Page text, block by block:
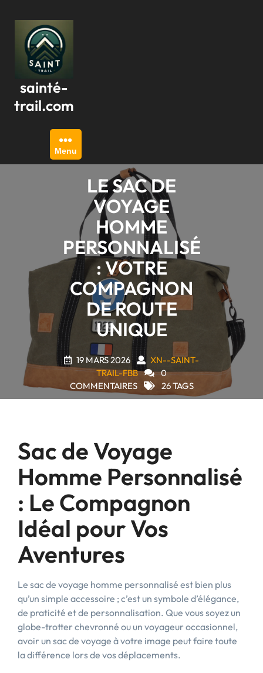
contenu
sainté-
trail.com
Menu
LE SAC DE
VOYAGE
HOMME
PERSONNALISÉ
: VOTRE
COMPAGNON
DE ROUTE
UNIQUE
19 MARS 2026
XN--SAINT-
TRAIL-FBB
0
COMMENTAIRES
26 TAGS
Sac de Voyage
Homme Personnalisé
: Le Compagnon
Idéal pour Vos
Aventures
Le sac de voyage homme personnalisé est bien plus
qu’un simple accessoire ; c’est un symbole d’élégance,
de praticité et de personnalisation. Que vous soyez un
globe-trotter chevronné ou un voyageur occasionnel,
avoir un sac de voyage à votre image peut faire toute
la différence lors de vos déplacements.